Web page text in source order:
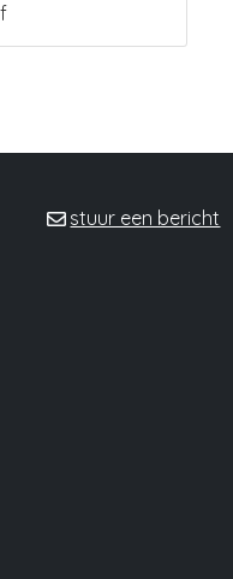
stuur een bericht